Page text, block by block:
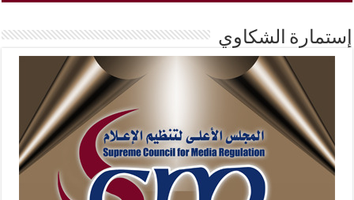
إستمارة الشكاوي